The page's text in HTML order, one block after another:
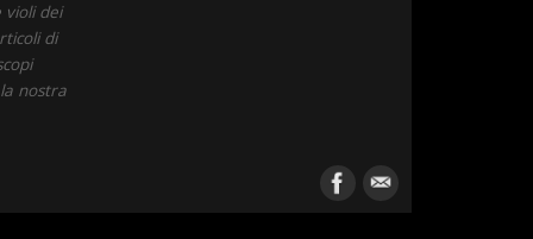
violi dei
di
nostra